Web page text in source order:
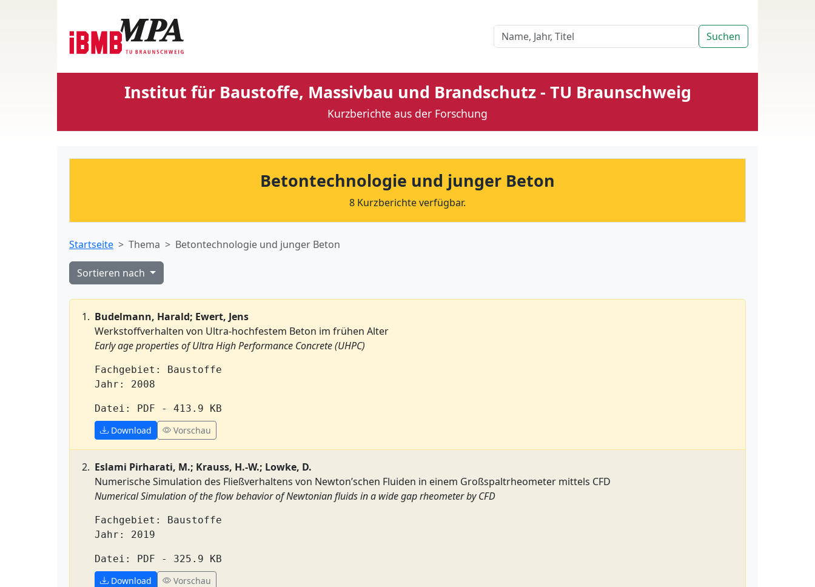
Suchen
Institut für Baustoffe, Massivbau und Brandschutz - TU Braunschweig
Kurzberichte aus der Forschung
Betontechnologie und junger Beton
8 Kurzberichte verfügbar.
Startseite Thema Betontechnologie und junger Beton
Sortieren nach
Budelmann, Harald; Ewert, Jens
Werkstoffverhalten von Ultra-hochfestem Beton im frühen Alter
Early age properties of Ultra High Performance Concrete (UHPC)
Fachgebiet: Baustoffe
Jahr: 2008
Datei: PDF - 413.9 KB
Download
Vorschau
Eslami Pirharati, M.; Krauss, H.-W.; Lowke, D.
Numerische Simulation des Fließverhaltens von Newton’schen Fluiden in einem Großspaltrheometer mittels CFD
Numerical Simulation of the flow behavior of Newtonian fluids in a wide gap rheometer by CFD
Fachgebiet: Baustoffe
Jahr: 2019
Datei: PDF - 325.9 KB
Download
Vorschau